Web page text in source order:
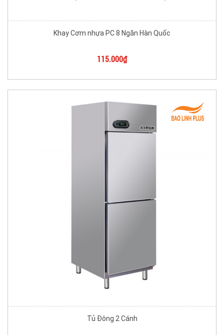
Khay Cơm nhựa PC 8 Ngăn Hàn Quốc
115.000₫
Tủ Đông 2 Cánh